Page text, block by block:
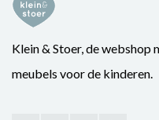
Klein & Stoer, de webshop
meubels voor de kinderen.